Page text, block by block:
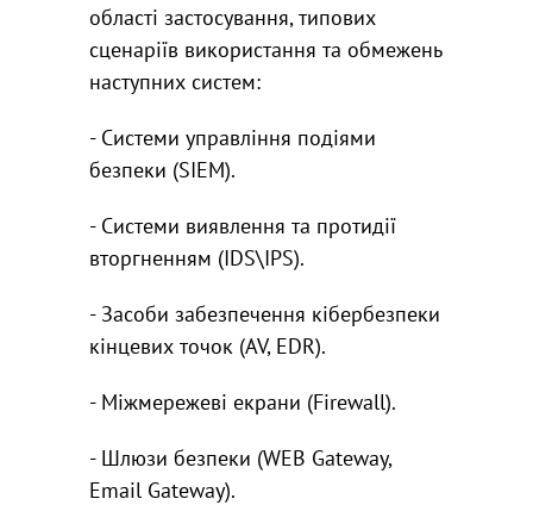
області застосування, типових
сценаріїв використання та обмежень
наступних систем:
- Системи управління подіями
безпеки (SIEM).
- Системи виявлення та протидії
вторгненням (IDS\IPS).
- Засоби забезпечення кібербезпеки
кінцевих точок (AV, EDR).
- Міжмережеві екрани (Firewall).
- Шлюзи безпеки (WEB Gateway,
Email Gateway).